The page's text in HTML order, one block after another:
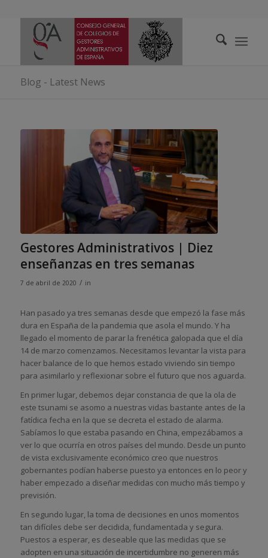
Blog - Latest News
Gestores Administrativos | Diez
enseñanzas en tres semanas
7 de abril de 2020 / in
Han pasado ya tres semanas desde que empezó la fase más
dura en España de la pandemia que asola el mundo. Y ha
llegado el momento de parar la frenética galopada que el día
14 de marzo comenzamos. Necesitamos levantar la vista para
hacer balance de lo que hemos estado viviendo sin tiempo
para asimilarlo y reflexionar sobre el futuro que nos aguarda.
En primer lugar, debemos dejar constancia de que la ola de
este tsunami se asomo a nuestras vidas bastante antes de la
fatídica fecha en la que se decreta el estado de alarma.
Sabíamos lo que estaba pasando en China, empezábamos a
ver lo que ocurría en otros países del mundo. Desde un punto
de vista exclusivamente económico creo que nuestros
gobernantes podían haberse puesto ya entonces en lo peor y
haber empezado a diseñar medidas con mucho más tiempo y
previsión.
En segundo lugar, la toma de decisiones en unos momentos
tan difíciles debe ser decidida, fundamentada y segura.
Puestos a esperar, es deseable que las medidas que se
adopten en una situación de incertidumbre no generen más